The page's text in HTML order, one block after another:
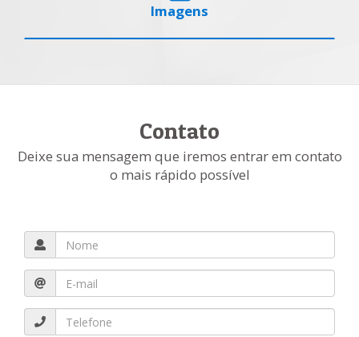
Imagens
Contato
Deixe sua mensagem que iremos entrar em contato
o mais rápido possível